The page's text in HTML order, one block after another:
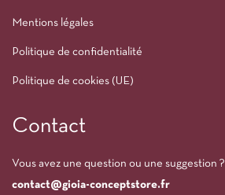
Mentions légales
Politique de confidentialité
Politique de cookies (UE)
Contact
Vous avez une question ou une suggestion ?
contact@gioia-conceptstore.fr